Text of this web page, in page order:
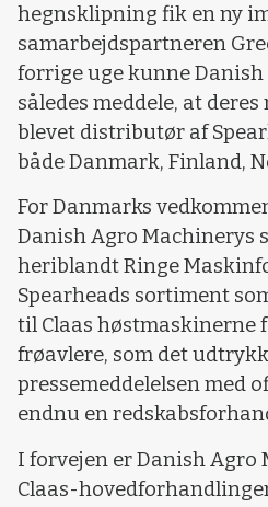
hegnsklipning fik en ny
samarbejdspartneren
forrige uge kunne
således meddele, at
blevet distributør af
både Danmark, Finland,
For Danmarks
Danish Agro Machinerys
heriblandt Ringe
Spearheads sortiment
til Claas høstmaskinerne
frøavlere, som det
pressemeddelelsen med
endnu en
I forvejen er Danish Agro
Claas-